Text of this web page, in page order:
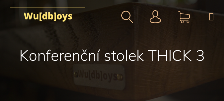
Přejít
obsah
KOŠÍK
Konferenční stolek THICK 3